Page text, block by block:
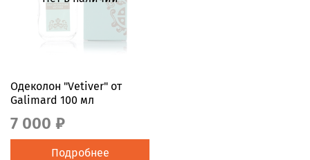
Одеколон "Vetiver" от
Galimard 100 мл
7 000 ₽
Подробнее